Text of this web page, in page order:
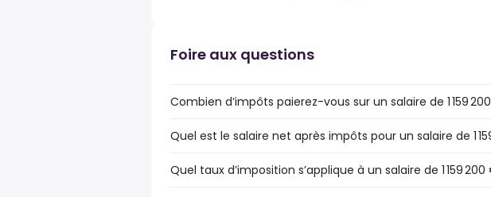
Foire aux questions
Combien d’impôts paierez-vous sur un salaire de 1 159
Quel est le salaire net après impôts pour un salaire de 1
Quel taux d’imposition s’applique à un salaire de 1 159